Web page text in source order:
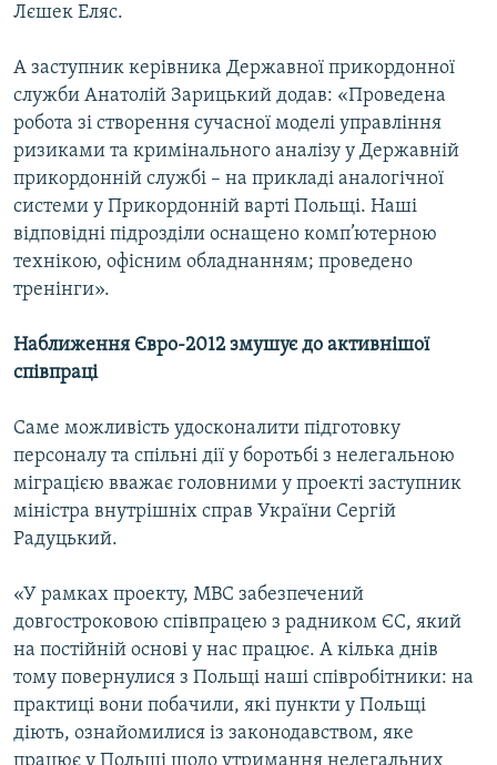
Усі сайти RFE/RL
Лєшек Еляс.
А заступник керівника Державної прикордонної
служби Анатолій Зарицький додав: «Проведена
робота зі створення сучасної моделі управління
ризиками та кримінального аналізу у Державній
прикордонній службі – на прикладі аналогічної
системи у Прикордонній варті Польщі. Наші
відповідні підрозділи оснащено комп’ютерною
технікою, офісним обладнанням; проведено
тренінги».
Наближення Євро-2012 змушує до активнішої
співпраці
Саме можливість удосконалити підготовку
персоналу та спільні дії у боротьбі з нелегальною
міграцією вважає головними у проекті заступник
міністра внутрішніх справ України Сергій
Радуцький.
«У рамках проекту, МВС забезпечений
довгостроковою співпрацею з радником ЄС, який
на постійній основі у нас працює. А кілька днів
тому повернулися з Польщі наші співробітники: на
практиці вони побачили, які пункти у Польщі
діють, ознайомилися із законодавством, яке